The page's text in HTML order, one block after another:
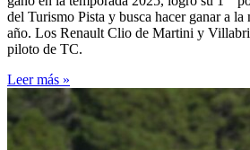
del Turismo Pista y busca hacer ganar a la
año. Los Renault Clio de Martini y
piloto de TC.
Leer más »